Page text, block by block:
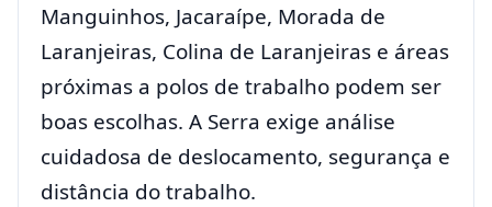
Manguinhos, Jacaraípe, Morada de
Laranjeiras, Colina de Laranjeiras e áreas
próximas a polos de trabalho podem ser
boas escolhas. A Serra exige análise
cuidadosa de deslocamento, segurança e
distância do trabalho.